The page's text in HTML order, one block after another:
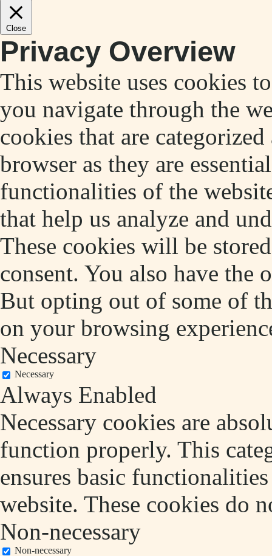
Close
Privacy Overview
This website uses cookies
you navigate through the
cookies that are
browser as they are
functionalities of the
that help us analyze and
These cookies will be
consent. You also have the
But opting out of some of
on your browsing
Necessary
Necessary
Always Enabled
Necessary cookies are
function properly. This
ensures basic
website. These cookies do
Non-necessary
Non-necessary